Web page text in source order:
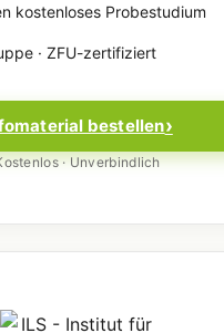
kostenloses Probestudium
· ZFU-zertifiziert
bestellen
· Unverbindlich